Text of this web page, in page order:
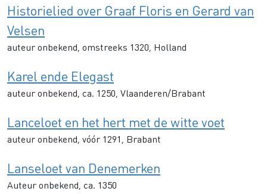
Historielied over Graaf Floris en Gerard van
Velsen
auteur onbekend, omstreeks 1320, Holland
Karel ende Elegast
auteur onbekend, ca. 1250, Vlaanderen/Brabant
Lanceloet en het hert met de witte voet
auteur onbekend, vóór 1291, Brabant
Lanseloet van Denemerken
Auteur onbekend, ca. 1350